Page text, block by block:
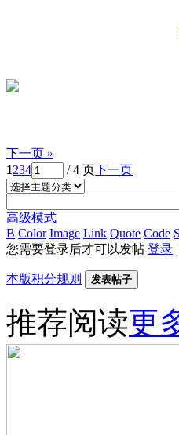
下一页 »
1234 / 4 页下一页
高级模式
B Color Image Link Quote Code
您需要登录后才可以发帖 登录 |
本版积分规则 发表帖子
推荐阅读更